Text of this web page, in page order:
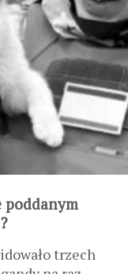
poddanym
trzech